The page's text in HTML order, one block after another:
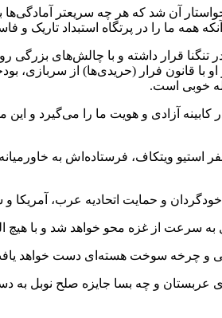
آن شد که هر چه سریعتر
آنکه همه ما را در پرتگاه استبداد تاریک و
تنگنا قرار داشته و با چالش‌های
با قانون فرار (حریدی‌ها) از سربازی،
خوبی است.
آزادی و هویت ما را می‌گیرد و
ویتکاف، فرستاده‌اش به خاورمیانه
و حمایت اتحادیه عرب، آمریکا و
سرعت از غزه محو خواهد شد و با هیچ
و چرخه سوخت هسته‌ای دست خواهد
میلیارد دلار از سرمایه‌گذاری‌های عربستان و چه